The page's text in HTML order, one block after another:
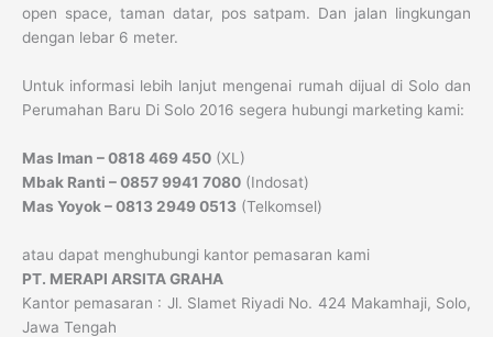
open space, taman datar, pos satpam. Dan jalan lingkungan
dengan lebar 6 meter.
Untuk informasi lebih lanjut mengenai rumah dijual di Solo dan
Perumahan Baru Di Solo 2016 segera hubungi marketing kami:
Mas Iman – 0818 469 450 (XL)
Mbak Ranti – 0857 9941 7080 (Indosat)
Mas Yoyok – 0813 2949 0513 (Telkomsel)
atau dapat menghubungi kantor pemasaran kami
PT. MERAPI ARSITA GRAHA
Kantor pemasaran : Jl. Slamet Riyadi No. 424 Makamhaji, Solo,
Jawa Tengah